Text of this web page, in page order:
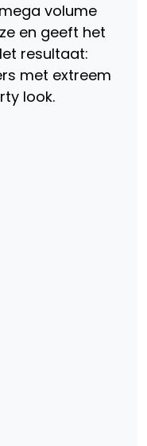
volume
en geeft het
resultaat:
met extreem
look.